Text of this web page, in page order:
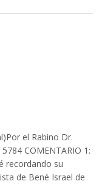
el Rabino Dr.
COMENTARIO 1:
recordando su
de Bené Israel de